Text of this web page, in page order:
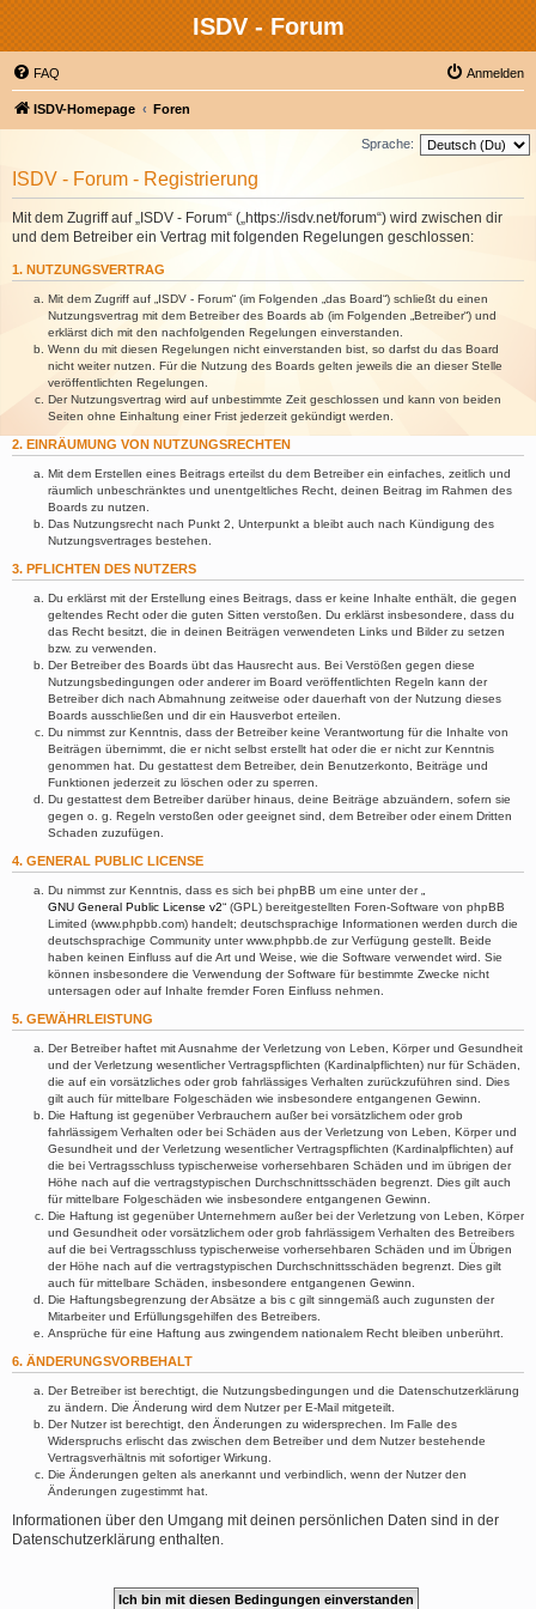
ISDV - Forum
FAQ Anmelden
ISDV-Homepage Foren
Sprache:
ISDV - Forum - Registrierung
Mit dem Zugriff auf „ISDV - Forum“ („https://isdv.net/forum“) wird zwischen dir
und dem Betreiber ein Vertrag mit folgenden Regelungen geschlossen:
1. NUTZUNGSVERTRAG
Mit dem Zugriff auf „ISDV - Forum“ (im Folgenden „das Board“) schließt du einen
Nutzungsvertrag mit dem Betreiber des Boards ab (im Folgenden „Betreiber“) und
erklärst dich mit den nachfolgenden Regelungen einverstanden.
Wenn du mit diesen Regelungen nicht einverstanden bist, so darfst du das Board
nicht weiter nutzen. Für die Nutzung des Boards gelten jeweils die an dieser Stelle
veröffentlichten Regelungen.
Der Nutzungsvertrag wird auf unbestimmte Zeit geschlossen und kann von beiden
Seiten ohne Einhaltung einer Frist jederzeit gekündigt werden.
2. EINRÄUMUNG VON NUTZUNGSRECHTEN
Mit dem Erstellen eines Beitrags erteilst du dem Betreiber ein einfaches, zeitlich und
räumlich unbeschränktes und unentgeltliches Recht, deinen Beitrag im Rahmen des
Boards zu nutzen.
Das Nutzungsrecht nach Punkt 2, Unterpunkt a bleibt auch nach Kündigung des
Nutzungsvertrages bestehen.
3. PFLICHTEN DES NUTZERS
Du erklärst mit der Erstellung eines Beitrags, dass er keine Inhalte enthält, die gegen
geltendes Recht oder die guten Sitten verstoßen. Du erklärst insbesondere, dass du
das Recht besitzt, die in deinen Beiträgen verwendeten Links und Bilder zu setzen
bzw. zu verwenden.
Der Betreiber des Boards übt das Hausrecht aus. Bei Verstößen gegen diese
Nutzungsbedingungen oder anderer im Board veröffentlichten Regeln kann der
Betreiber dich nach Abmahnung zeitweise oder dauerhaft von der Nutzung dieses
Boards ausschließen und dir ein Hausverbot erteilen.
Du nimmst zur Kenntnis, dass der Betreiber keine Verantwortung für die Inhalte von
Beiträgen übernimmt, die er nicht selbst erstellt hat oder die er nicht zur Kenntnis
genommen hat. Du gestattest dem Betreiber, dein Benutzerkonto, Beiträge und
Funktionen jederzeit zu löschen oder zu sperren.
Du gestattest dem Betreiber darüber hinaus, deine Beiträge abzuändern, sofern sie
gegen o. g. Regeln verstoßen oder geeignet sind, dem Betreiber oder einem Dritten
Schaden zuzufügen.
4. GENERAL PUBLIC LICENSE
Du nimmst zur Kenntnis, dass es sich bei phpBB um eine unter der „
GNU General Public License v2“ (GPL) bereitgestellten Foren-Software von phpBB
Limited (www.phpbb.com) handelt; deutschsprachige Informationen werden durch die
deutschsprachige Community unter www.phpbb.de zur Verfügung gestellt. Beide
haben keinen Einfluss auf die Art und Weise, wie die Software verwendet wird. Sie
können insbesondere die Verwendung der Software für bestimmte Zwecke nicht
untersagen oder auf Inhalte fremder Foren Einfluss nehmen.
5. GEWÄHRLEISTUNG
Der Betreiber haftet mit Ausnahme der Verletzung von Leben, Körper und Gesundheit
und der Verletzung wesentlicher Vertragspflichten (Kardinalpflichten) nur für Schäden,
die auf ein vorsätzliches oder grob fahrlässiges Verhalten zurückzuführen sind. Dies
gilt auch für mittelbare Folgeschäden wie insbesondere entgangenen Gewinn.
Die Haftung ist gegenüber Verbrauchern außer bei vorsätzlichem oder grob
fahrlässigem Verhalten oder bei Schäden aus der Verletzung von Leben, Körper und
Gesundheit und der Verletzung wesentlicher Vertragspflichten (Kardinalpflichten) auf
die bei Vertragsschluss typischerweise vorhersehbaren Schäden und im übrigen der
Höhe nach auf die vertragstypischen Durchschnittsschäden begrenzt. Dies gilt auch
für mittelbare Folgeschäden wie insbesondere entgangenen Gewinn.
Die Haftung ist gegenüber Unternehmern außer bei der Verletzung von Leben, Körper
und Gesundheit oder vorsätzlichem oder grob fahrlässigem Verhalten des Betreibers
auf die bei Vertragsschluss typischerweise vorhersehbaren Schäden und im Übrigen
der Höhe nach auf die vertragstypischen Durchschnittsschäden begrenzt. Dies gilt
auch für mittelbare Schäden, insbesondere entgangenen Gewinn.
Die Haftungsbegrenzung der Absätze a bis c gilt sinngemäß auch zugunsten der
Mitarbeiter und Erfüllungsgehilfen des Betreibers.
Ansprüche für eine Haftung aus zwingendem nationalem Recht bleiben unberührt.
6. ÄNDERUNGSVORBEHALT
Der Betreiber ist berechtigt, die Nutzungsbedingungen und die Datenschutzerklärung
zu ändern. Die Änderung wird dem Nutzer per E-Mail mitgeteilt.
Der Nutzer ist berechtigt, den Änderungen zu widersprechen. Im Falle des
Widerspruchs erlischt das zwischen dem Betreiber und dem Nutzer bestehende
Vertragsverhältnis mit sofortiger Wirkung.
Die Änderungen gelten als anerkannt und verbindlich, wenn der Nutzer den
Änderungen zugestimmt hat.
Informationen über den Umgang mit deinen persönlichen Daten sind in der
Datenschutzerklärung enthalten.